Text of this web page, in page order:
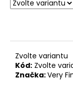
Zvolte variantu
Kód: Zvolte
Značka:Very
TANEČNÍ
BOTY